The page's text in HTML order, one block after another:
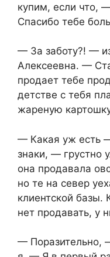
купим, если что,
Спасибо тебе
— За заботу?! —
Алексеевна. —
продает тебе
детстве с тебя
жареную
— Какая уж есть
знаки, — грустно
она продавала
но те на север
клиентской
нет продавать, у
— Поразительно,